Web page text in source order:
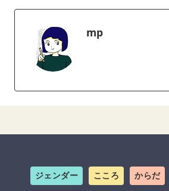
mp
ジェンダー こころ からだ